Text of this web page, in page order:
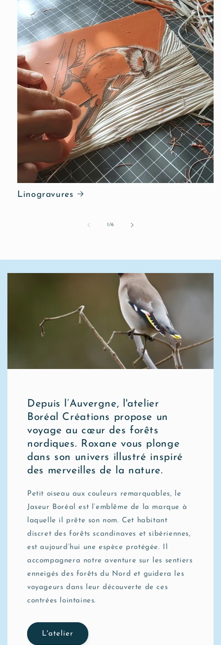
Linogravures
1/de
6
Depuis l’Auvergne, l'atelier
Boréal Créations propose un
voyage au cœur des forêts
nordiques. Roxane vous plonge
dans son univers illustré inspiré
des merveilles de la nature.
Petit oiseau aux couleurs remarquables, le
Jaseur Boréal est l’emblême de la marque à
laquelle il prête son nom. Cet habitant
discret des forêts scandinaves et sibériennes,
est aujourd’hui une espèce protégée. Il
accompagnera notre aventure sur les sentiers
enneigés des forêts du Nord et guidera les
voyageurs dans leur découverte de ces
contrées lointaines.
L'atelier